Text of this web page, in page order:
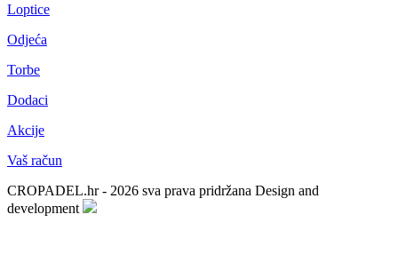
Loptice
Odjeća
Torbe
Dodaci
Akcije
Vaš račun
CROPADEL.hr - 2026 sva prava pridržana Design and
development